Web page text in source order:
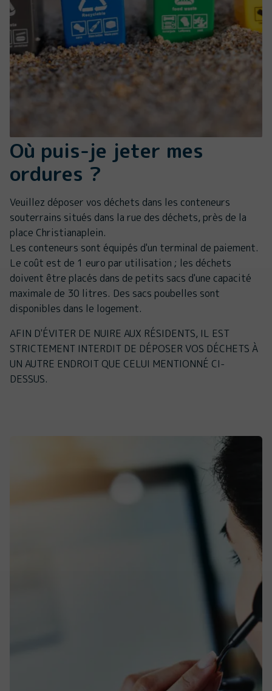
Où puis-je jeter mes
ordures ?
Veuillez déposer vos déchets dans les conteneurs
souterrains situés dans la rue des déchets, près de la
place Christianaplein.
Les conteneurs sont équipés d'un terminal de paiement.
Le coût est de 1 euro par utilisation ; les déchets
doivent être placés dans de petits sacs d'une capacité
maximale de 30 litres. Des sacs poubelles sont
disponibles dans le logement.
AFIN D'ÉVITER DE NUIRE AUX RÉSIDENTS, IL EST
STRICTEMENT INTERDIT DE DÉPOSER VOS DÉCHETS À
UN AUTRE ENDROIT QUE CELUI MENTIONNÉ CI-
DESSUS.